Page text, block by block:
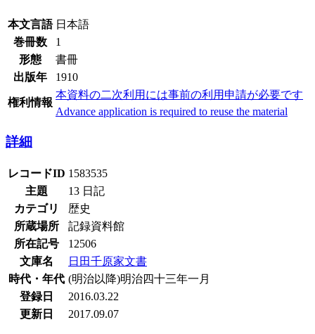
本文言語 日本語
巻冊数
1
形態
書冊
出版年
1910
権利情報
本資料の二次利用には事前の利用申請が必要です
Advance application is required to reuse the material
詳細
レコードID 1583535
主題
13 日記
カテゴリ
歴史
所蔵場所
記録資料館
所在記号
12506
文庫名
日田千原家文書
時代・年代 (明治以降)明治四十三年一月
登録日
2016.03.22
更新日
2017.09.07